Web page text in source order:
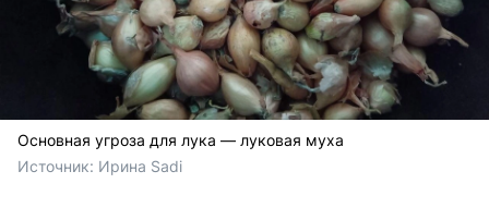
Основная угроза для лука — луковая муха
Источник: Ирина Sadi